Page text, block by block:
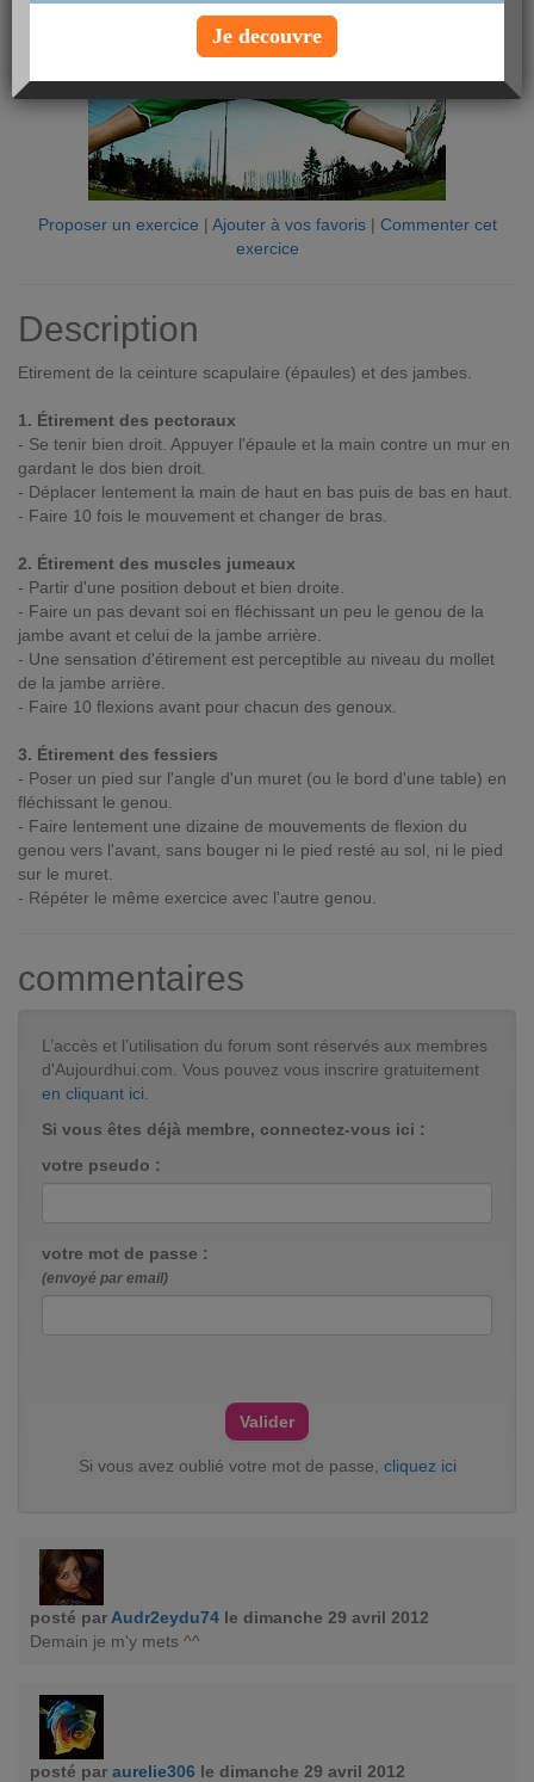
Proposer un exercice | Ajouter à vos favoris| Commenter cet
exercice
Description
Etirement de la ceinture scapulaire (épaules) et des jambes.
1. Étirement des pectoraux
- Se tenir bien droit. Appuyer l'épaule et la main contre un mur en
gardant le dos bien droit.
- Déplacer lentement la main de haut en bas puis de bas en haut.
- Faire 10 fois le mouvement et changer de bras.
2. Étirement des muscles jumeaux
- Partir d'une position debout et bien droite.
- Faire un pas devant soi en fléchissant un peu le genou de la
jambe avant et celui de la jambe arrière.
- Une sensation d'étirement est perceptible au niveau du mollet
de la jambe arrière.
- Faire 10 flexions avant pour chacun des genoux.
3. Étirement des fessiers
- Poser un pied sur l'angle d'un muret (ou le bord d'une table) en
fléchissant le genou.
- Faire lentement une dizaine de mouvements de flexion du
genou vers l'avant, sans bouger ni le pied resté au sol, ni le pied
sur le muret.
- Répéter le même exercice avec l'autre genou.
commentaires
L’accès et l’utilisation du forum sont réservés aux membres
d'Aujourdhui.com. Vous pouvez vous inscrire gratuitement
en cliquant ici
Si vous êtes déjà membre, connectez-vous ici :
votre pseudo :
votre mot de passe :
(envoyé par email)
Si vous avez oublié votre mot de passe, cliquez ici
posté par Audr2eydu74 le dimanche 29 avril 2012
Demain je m'y mets ^^
posté par aurelie306 le dimanche 29 avril 2012
Je decouvre